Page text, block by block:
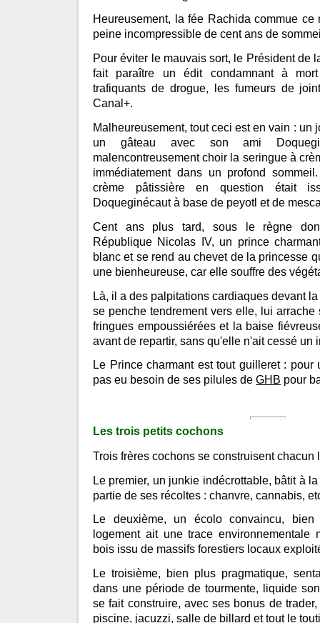
Heureusement, la fée Rachida commue
peine incompressible de cent ans de
Pour éviter le mauvais sort, le Président de
fait paraître un édit condamnant à
trafiquants de drogue, les fumeurs de
Canal+.
Malheureusement, tout ceci est en vain : un
un gâteau avec son ami
malencontreusement choir la seringue à
immédiatement dans un profond
crème pâtissière en question était
Doqueginécaut à base de peyotl et de
Cent ans plus tard, sous le règne
République Nicolas IV, un prince
blanc et se rend au chevet de la princesse
une bienheureuse, car elle souffre des
Là, il a des palpitations cardiaques devant
se penche tendrement vers elle, lui arrache
fringues empoussiérées et la baise
avant de repartir, sans qu'elle n'ait cessé un
Le Prince charmant est tout guilleret : pour
pas eu besoin de ses pilules de GHB pour
Les trois petits cochons
Trois frères cochons se construisent chacun
Le premier, un junkie indécrottable, bâtit à
partie de ses récoltes : chanvre, cannabis,
Le deuxième, un écolo convaincu,
logement ait une trace environnementale
bois issu de massifs forestiers locaux
Le troisième, bien plus pragmatique,
dans une période de tourmente, liquide
se fait construire, avec ses bonus de
piscine, jacuzzi, salle de billard et tout le